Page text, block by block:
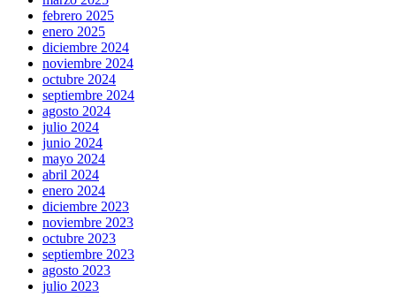
febrero 2025
enero 2025
diciembre 2024
noviembre 2024
octubre 2024
septiembre 2024
agosto 2024
julio 2024
junio 2024
mayo 2024
abril 2024
enero 2024
diciembre 2023
noviembre 2023
octubre 2023
septiembre 2023
agosto 2023
julio 2023